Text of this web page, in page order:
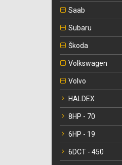
Saab
Subaru
Škoda
Volkswagen
Volvo
HALDEX
8HP - 70
6HP - 19
6DCT - 450